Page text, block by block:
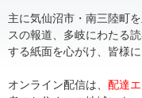
主に気仙沼市・南三陸町
スの報道、多岐にわたる
する紙面を心がけ、皆様
オンライン配信は、 配達